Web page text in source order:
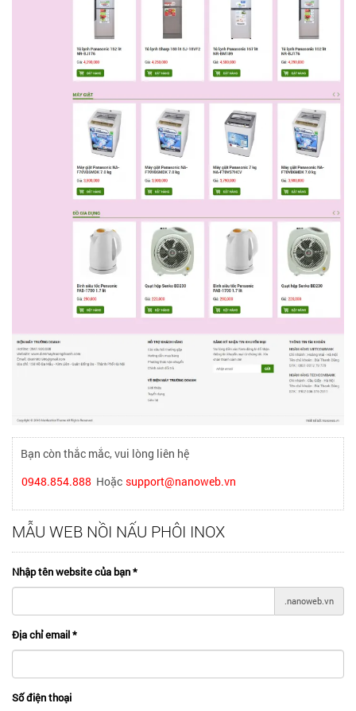
Bạn còn thắc mắc, vui lòng liên hệ
0948.854.888 Hoặc support@nanoweb.vn
MẪU WEB NỒI NẤU PHÔI INOX
Nhập tên website của bạn*
.nanoweb.vn
Địa chỉ email*
Số điện thoại